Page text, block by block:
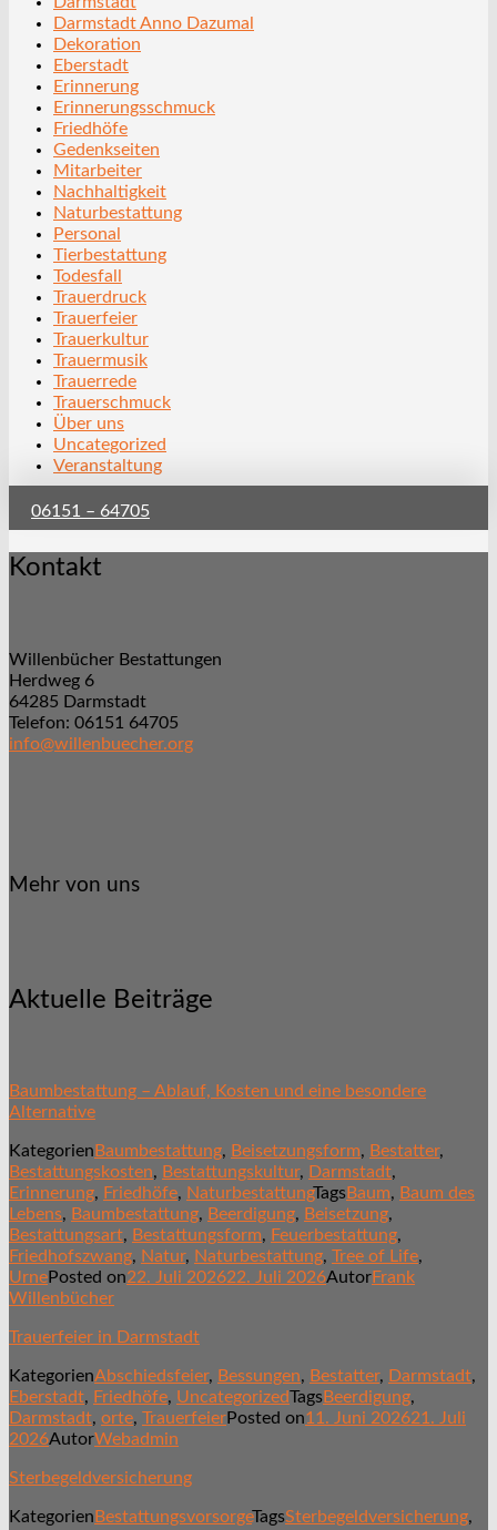
Darmstadt Anno Dazumal
Dekoration
Eberstadt
Erinnerung
Erinnerungsschmuck
Friedhöfe
Gedenkseiten
Mitarbeiter
Nachhaltigkeit
Naturbestattung
Personal
Tierbestattung
Todesfall
Trauerdruck
Trauerfeier
Trauerkultur
Trauermusik
Trauerrede
Trauerschmuck
Über uns
Uncategorized
Veranstaltung
06151 – 64705
Kontakt
Willenbücher Bestattungen
Herdweg 6
64285 Darmstadt
Telefon: 06151 64705
info@willenbuecher.org
Mehr von uns
Aktuelle Beiträge
Baumbestattung – Ablauf, Kosten und eine besondere
Alternative
Kategorien Baumbestattung, Beisetzungsform, Bestatter,
Bestattungskosten, Bestattungskultur, Darmstadt,
Erinnerung, Friedhöfe, NaturbestattungTagsBaum, Baum des
Lebens, Baumbestattung, Beerdigung, Beisetzung,
Bestattungsart, Bestattungsform, Feuerbestattung,
Friedhofszwang, Natur, Naturbestattung, Tree of Life,
UrnePosted on22. Juli 202622. Juli 2026AutorFrank
Willenbücher
Trauerfeier in Darmstadt
KategorienAbschiedsfeier, Bessungen, Bestatter, Darmstadt,
Eberstadt, Friedhöfe, UncategorizedTagsBeerdigung,
Darmstadt, orte, TrauerfeierPosted on11. Juni 202621. Juli
2026AutorWebadmin
Sterbegeldversicherung
Kategorien BestattungsvorsorgeTagsSterbegeldversicherung,